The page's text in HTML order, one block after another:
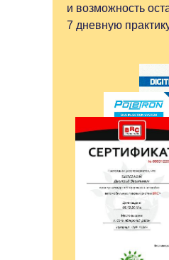
и возможность
7 дневную